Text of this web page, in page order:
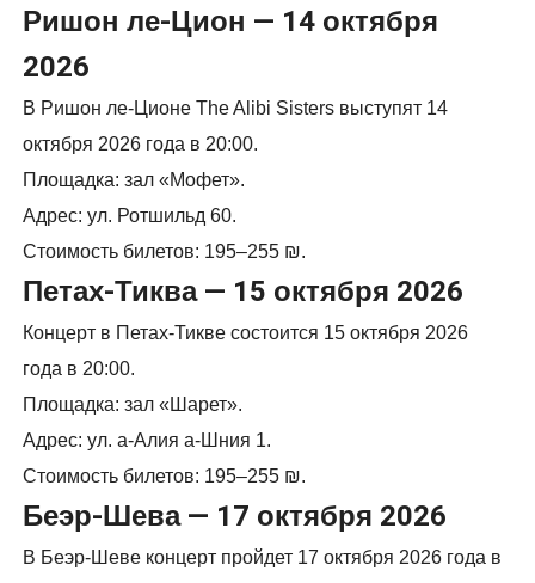
Ришон ле-Цион — 14 октября
2026
В Ришон ле-Ционе The Alibi Sisters выступят 14
октября 2026 года в 20:00.
Площадка: зал «Мофет».
Адрес: ул. Ротшильд 60.
Стоимость билетов: 195–255 ₪.
Петах-Тиква — 15 октября 2026
Концерт в Петах-Тикве состоится 15 октября 2026
года в 20:00.
Площадка: зал «Шарет».
Адрес: ул. а-Алия а-Шния 1.
Стоимость билетов: 195–255 ₪.
Беэр-Шева — 17 октября 2026
В Беэр-Шеве концерт пройдет 17 октября 2026 года в